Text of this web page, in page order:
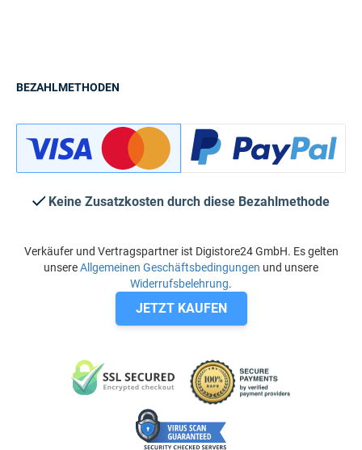
BEZAHLMETHODEN
Keine Zusatzkosten durch diese Bezahlmethode
Verkäufer und Vertragspartner ist Digistore24 GmbH. Es gelten
unsereAllgemeinen Geschäftsbedingungen und unsere
Widerrufsbelehrung.
JETZT KAUFEN